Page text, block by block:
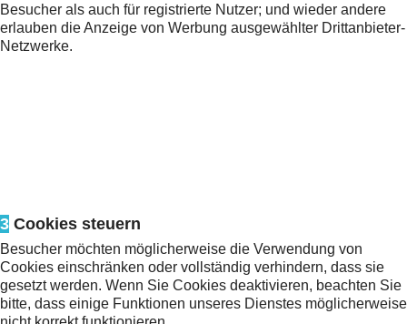
Besucher als auch für registrierte Nutzer; und wieder andere
erlauben die Anzeige von Werbung ausgewählter Drittanbieter-
Netzwerke.
3 Cookies steuern
Besucher möchten möglicherweise die Verwendung von
Cookies einschränken oder vollständig verhindern, dass sie
gesetzt werden. Wenn Sie Cookies deaktivieren, beachten Sie
bitte, dass einige Funktionen unseres Dienstes möglicherweise